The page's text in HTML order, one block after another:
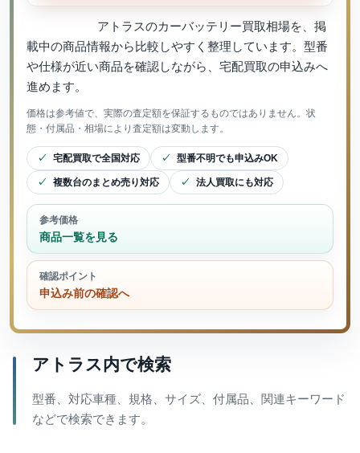
アトラスのカーバッテリー買取相場を、掲
載中の商品情報から比較しやすく整理しています。型番
や仕様が近い商品を確認しながら、宅配買取の申込みへ
進めます。
価格は参考値で、実際の査定額を保証するものではありません。状
態・付属品・相場により査定額は変動します。
宅配買取で全国対応 型番不明でも申込みOK
複数台のまとめ売り対応 法人買取にも対応
参考価格
商品一覧を見る
確認ポイント
申込み前の確認へ
アトラス内で検索
型番、対応車種、規格、サイズ、付属品、関連キーワード
などで検索できます。